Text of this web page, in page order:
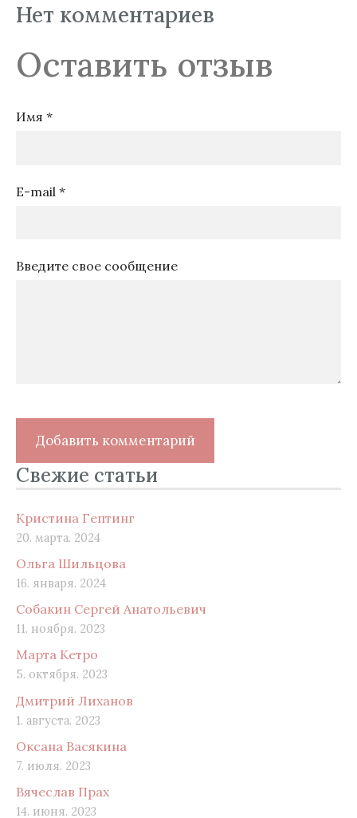
Свежие статьи
Кристина Гептинг
20. марта. 2024
Ольга Шильцова
16. января. 2024
Собакин Сергей Анатольевич
11. ноября. 2023
Марта Кетро
5. октября. 2023
Дмитрий Лиханов
1. августа. 2023
Оксана Васякина
7. июля. 2023
Вячеслав Прах
14. июня. 2023
Нет комментариев
Оставить отзыв
Имя *
E-mail *
Введите свое сообщение